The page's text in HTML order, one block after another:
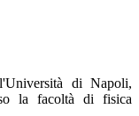
di Napoli,
la facoltà di fisica